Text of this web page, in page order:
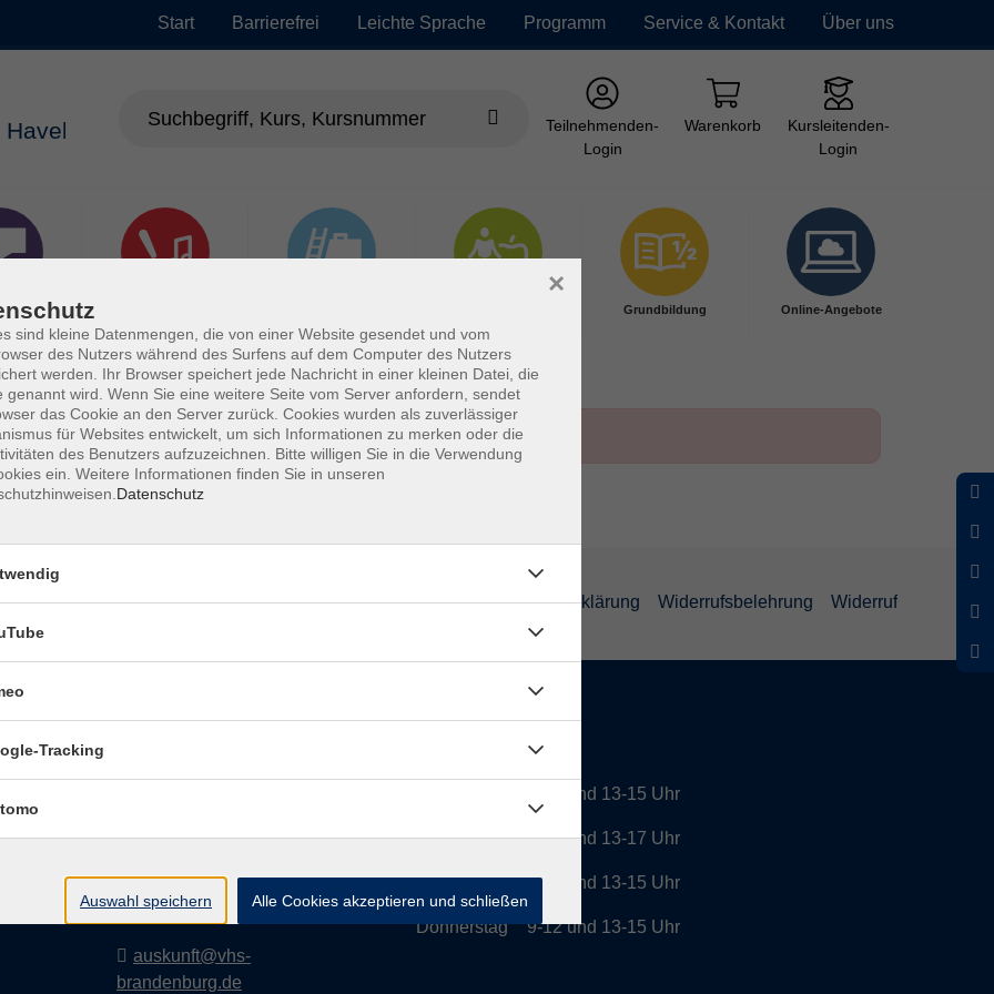
Start Barrierefrei Leichte Sprache Programm Service & Kontakt Über uns
Teilnehmenden-
Login
Warenkorb
Kursleitenden-
Login
Kreatives Gestalten
EDV
Grundbildung Online-Angebote
Impressum Datenschutzerklärung Widerrufsbelehrung Widerruf
Havel
Upstallstraße 25
14772 Brandenburg an der
Havel
auskunft@vhs-
brandenburg.de
Dienstag
Mittwoch
Donnerstag
9-12 und 13-15 Uhr
9-12 und 13-17 Uhr
9-12 und 13-15 Uhr
9-12 und 13-15 Uhr
sind kleine Datenmengen, die von einer Website gesendet und vom
des Nutzers während des Surfens auf dem Computer des Nutzers
werden. Ihr Browser speichert jede Nachricht in einer kleinen Datei, die
genannt wird. Wenn Sie eine weitere Seite vom Server anfordern, sendet
das Cookie an den Server zurück. Cookies wurden als zuverlässiger
für Websites entwickelt, um sich Informationen zu merken oder die
des Benutzers aufzuzeichnen. Bitte willigen Sie in die Verwendung
ein. Weitere Informationen finden Sie in unseren
Datenschutz
×
Tracking
Auswahl speichern Alle Cookies akzeptieren und schließen